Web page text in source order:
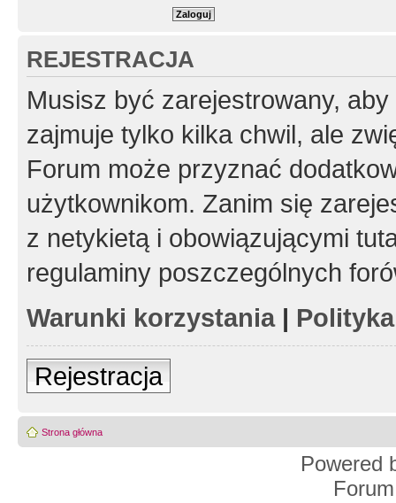
REJESTRACJA
Musisz być zarejestrowany,
zajmuje tylko kilka chwil, ale
Forum może przyznać
użytkownikom. Zanim się
z netykietą i obowiązującymi
regulaminy poszczególnych
Warunki korzystania|
Rejestracja
Strona główna
Powered